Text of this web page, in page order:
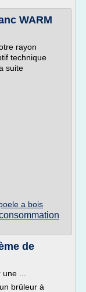
WARM
rayon
technique
suite
a bois
de
...
brûleur à